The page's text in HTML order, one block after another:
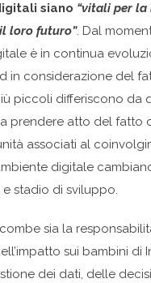
siano “vitali per
loro futuro”. Dal
è in continua
in considerazione del
piccoli differiscono da
prendere atto del fatto
associati al
digitale
stadio di sviluppo.
sia la
sui bambini di
dei dati, delle